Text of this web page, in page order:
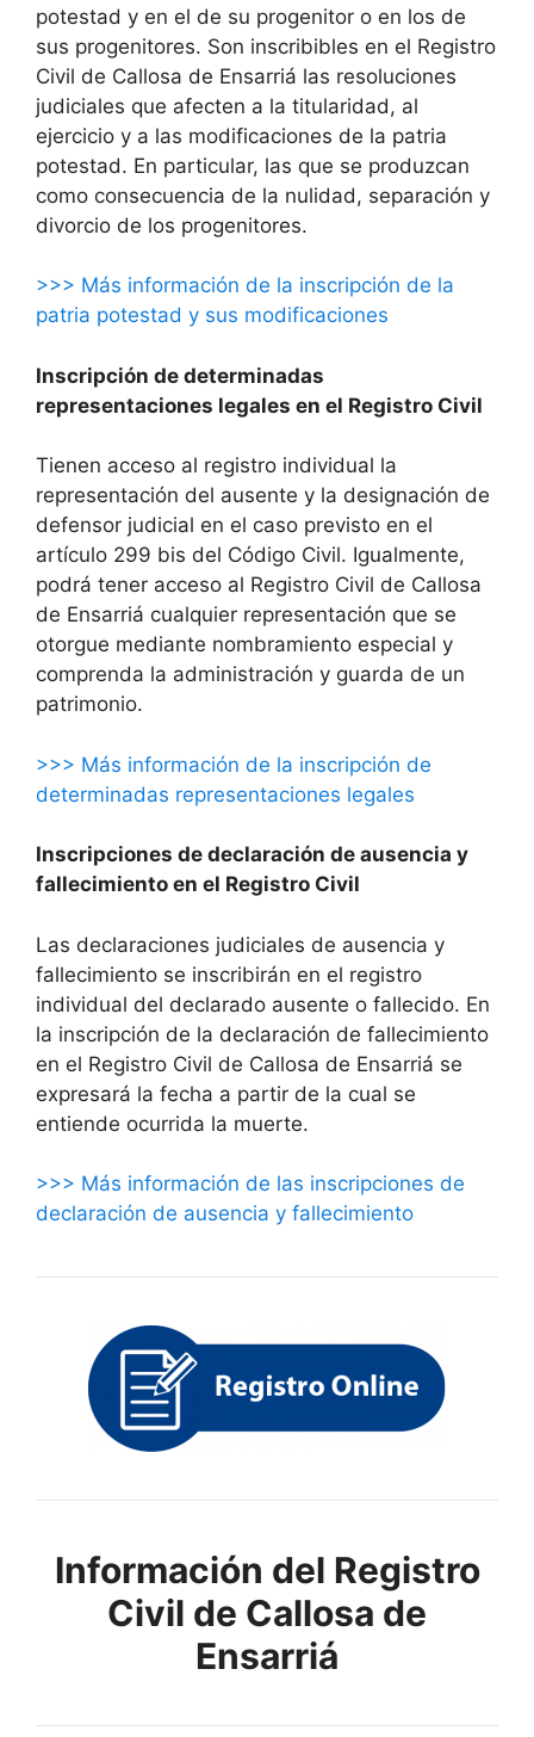
potestad y en el de su progenitor o en los de
sus progenitores. Son inscribibles en el Registro
Civil de Callosa de Ensarriá las resoluciones
judiciales que afecten a la titularidad, al
ejercicio y a las modificaciones de la patria
potestad. En particular, las que se produzcan
como consecuencia de la nulidad, separación y
divorcio de los progenitores.
>>> Más información de la inscripción de la
patria potestad y sus modificaciones
Inscripción de determinadas
representaciones legales en el Registro Civil
Tienen acceso al registro individual la
representación del ausente y la designación de
defensor judicial en el caso previsto en el
artículo 299 bis del Código Civil. Igualmente,
podrá tener acceso al Registro Civil de Callosa
de Ensarriá cualquier representación que se
otorgue mediante nombramiento especial y
comprenda la administración y guarda de un
patrimonio.
>>> Más información de la inscripción de
determinadas representaciones legales
Inscripciones de declaración de ausencia y
fallecimiento en el Registro Civil
Las declaraciones judiciales de ausencia y
fallecimiento se inscribirán en el registro
individual del declarado ausente o fallecido. En
la inscripción de la declaración de fallecimiento
en el Registro Civil de Callosa de Ensarriá se
expresará la fecha a partir de la cual se
entiende ocurrida la muerte.
>>> Más información de las inscripciones de
declaración de ausencia y fallecimiento
Información del Registro
Civil de Callosa de
Ensarriá